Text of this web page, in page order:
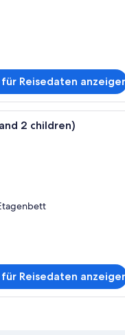
für Reisedaten
Ein Zimmer mit
2 children)
für Reisedaten